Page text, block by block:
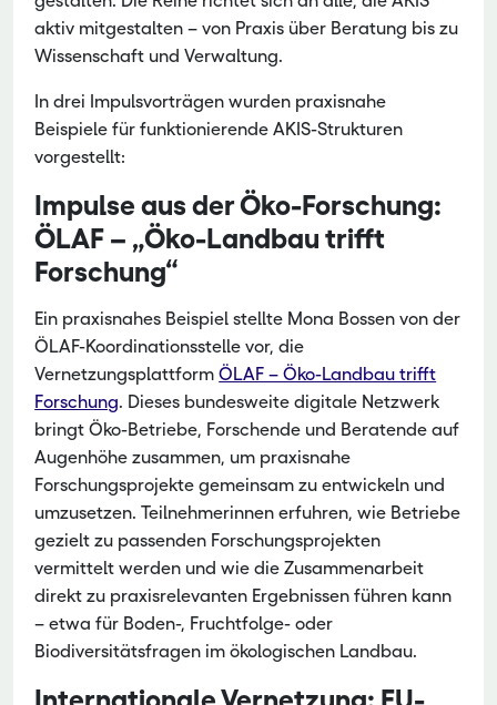
aktiv mitgestalten – von Praxis über Beratung bis zu
Wissenschaft und Verwaltung.
In drei Impulsvorträgen wurden praxisnahe
Beispiele für funktionierende AKIS-Strukturen
vorgestellt:
Impulse aus der Öko-Forschung:
ÖLAF – „Öko-Landbau trifft
Forschung“
Ein praxisnahes Beispiel stellte Mona Bossen von der
ÖLAF-Koordinationsstelle vor, die
VernetzungsplattformÖLAF – Öko-Landbau trifft
Forschung. Dieses bundesweite digitale Netzwerk
bringt Öko-Betriebe, Forschende und Beratende auf
Augenhöhe zusammen, um praxisnahe
Forschungsprojekte gemeinsam zu entwickeln und
umzusetzen. Teilnehmerinnen erfuhren, wie Betriebe
gezielt zu passenden Forschungsprojekten
vermittelt werden und wie die Zusammenarbeit
direkt zu praxisrelevanten Ergebnissen führen kann
– etwa für Boden-, Fruchtfolge- oder
Biodiversitätsfragen im ökologischen Landbau.